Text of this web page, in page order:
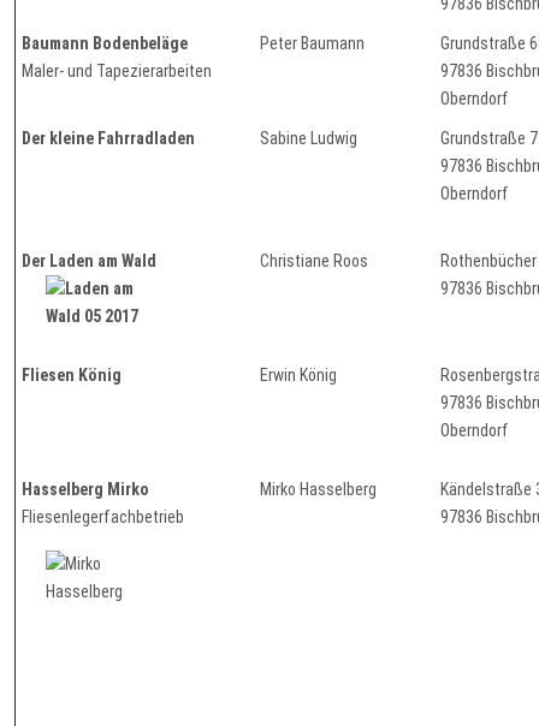
97836
Baumann Bodenbeläge
Maler- und Tapezierarbeiten
Peter Baumann
Grundstraße
97836
Oberndorf
Der kleine Fahrradladen Sabine Ludwig
Grundstraße 7
97836
Oberndorf
Der Laden am Wald Christiane Roos
97836
Fliesen König Erwin König
97836
Oberndorf
Hasselberg Mirko
Fliesenlegerfachbetrieb
Mirko Hasselberg
Kändelstraße
97836